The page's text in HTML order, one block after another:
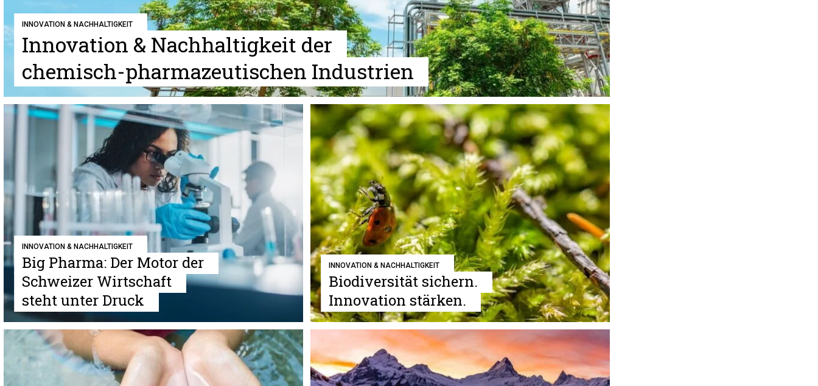
INNOVATION & NACHHALTIGKEIT
Innovation & Nachhaltigkeit der
chemisch-pharmazeutischen Industrien
INNOVATION & NACHHALTIGKEIT
Big Pharma: Der Motor der
Schweizer Wirtschaft
steht unter Druck
INNOVATION & NACHHALTIGKEIT
Biodiversität sichern.
Innovation stärken.